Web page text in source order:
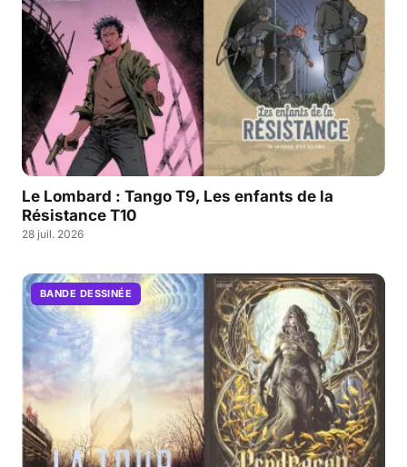
Le Lombard : Tango T9, Les enfants de la
Résistance T10
28 juil. 2026
BANDE DESSINÉE